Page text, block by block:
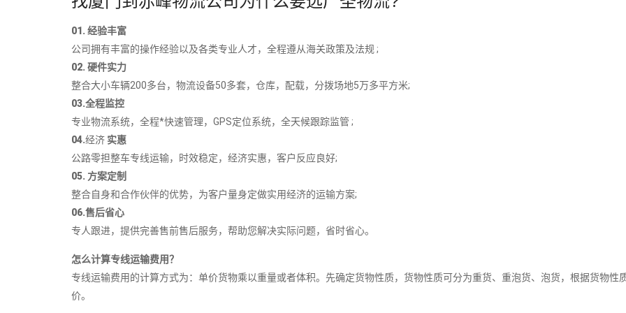
01. 经验丰富
公司拥有丰富的操作经验以及各类专业人才，全程遵从海关政策及法规 ;
02. 硬件实力
整合大小车辆200多台，物流设备50多套，仓库，配载，分拨场地5万多平方米;
03.全程监控
专业物流系统，全程*快速管理，GPS定位系统，全天候跟踪监管 ;
04.经济 实惠
公路零担整车专线运输，时效稳定，经济实惠，客户反应良好;
05. 方案定制
整合自身和合作伙伴的优势，为客户量身定做实用经济的运输方案;
06.售后省心
专人跟进，提供完善售前售后服务，帮助您解决实际问题，省时省心。
怎么计算专线运输费用？
专线运输费用的计算方式为：单价货物乘以重量或者体积。先确定货物性质，货物性质可分为重货、重泡货、泡货，根据货物性
价。